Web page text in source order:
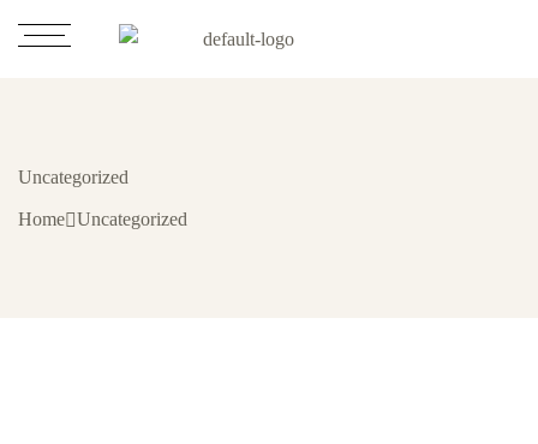
Uncategorized
Home Uncategorized